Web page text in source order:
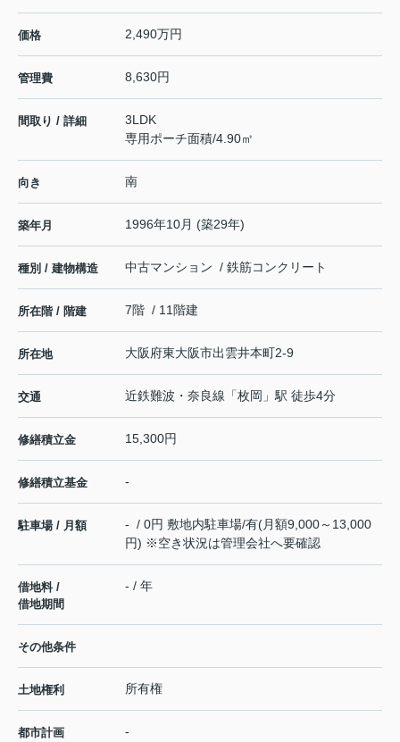
価格 2,490万円
管理費 8,630円
間取り / 詳細
3LDK
専用ポーチ面積/4.90㎡
向き 南
築年月 1996年10月 (築29年)
種別 / 建物構造 中古マンション / 鉄筋コンクリート
所在階 / 階建 7階 / 11階建
所在地 大阪府東大阪市出雲井本町2-9
交通 近鉄難波・奈良線 「枚岡 」駅 徒歩4分
修繕積立金 15,300円
修繕積立基金 -
駐車場 / 月額
- / 0円 敷地内駐車場/有(月額9,000～13,000
円) ※空き状況は管理会社へ要確認
借地料 /
借地期間
- / 年
その他条件
土地権利 所有権
都市計画 -